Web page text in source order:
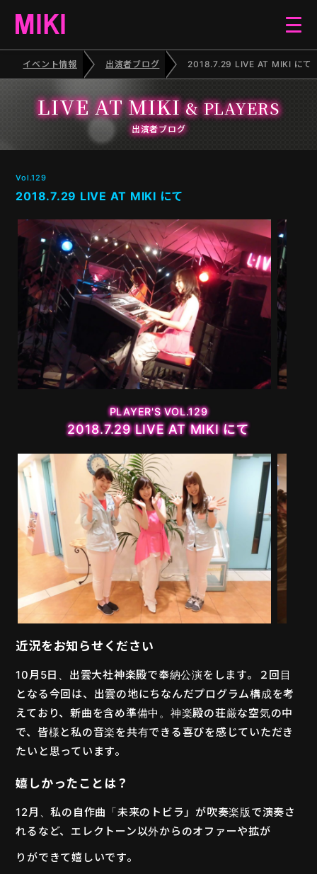
ELECTONE CONCERT
PIANO RECITAL
MOVIE
PLAYERS
イベント情報 出演者ブログ 2018.7.29 LIVE AT MIKI にて
LIVE AT MIKI& PLAYERS
出演者ブログ
Vol.129
2018.7.29 LIVE AT MIKI にて
PLAYER'S VOL.129
2018.7.29 LIVE AT MIKI にて
近況をお知らせください
10月5日、出雲大社神楽殿で奉納公演をします。２回目
となる今回は、出雲の地にちなんだプログラム構成を考
えており、新曲を含め準備中。神楽殿の荘厳な空気の中
で、皆様と私の音楽を共有できる喜びを感じていただき
たいと思っています。
嬉しかったことは？
12月、私の自作曲「未来のトビラ」が吹奏楽版で演奏さ
れるなど、エレクトーン以外からのオファーや拡が
りができて嬉しいです。